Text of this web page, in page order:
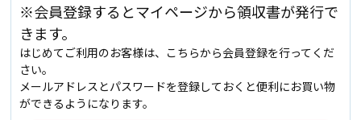
※会員登録するとマイページから領収書が発行で
きます。
はじめてご利用のお客様は、こちらから会員登録を行ってくだ
さい。
メールアドレスとパスワードを登録しておくと便利にお買い物
ができるようになります。